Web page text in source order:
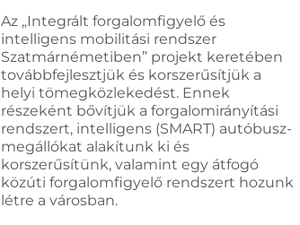
Az „Integrált forgalomfigyelő és
intelligens mobilitási rendszer
Szatmárnémetiben” projekt keretében
továbbfejlesztjük és korszerűsítjük a
helyi tömegközlekedést. Ennek
részeként bővítjük a forgalomirányítási
rendszert, intelligens (SMART) autóbusz-
megállókat alakítunk ki és
korszerűsítünk, valamint egy átfogó
közúti forgalomfigyelő rendszert hozunk
létre a városban.